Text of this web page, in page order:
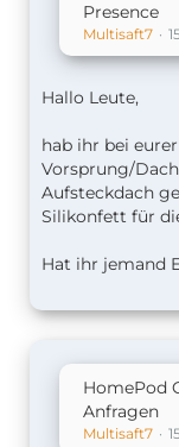
Presence
Multisaft7
Hallo Leute,
hab ihr bei
Vorsprung/
Aufsteckdach
Silikonfett für
Hat ihr jemand
HomePod
Anfragen
Multisaft7